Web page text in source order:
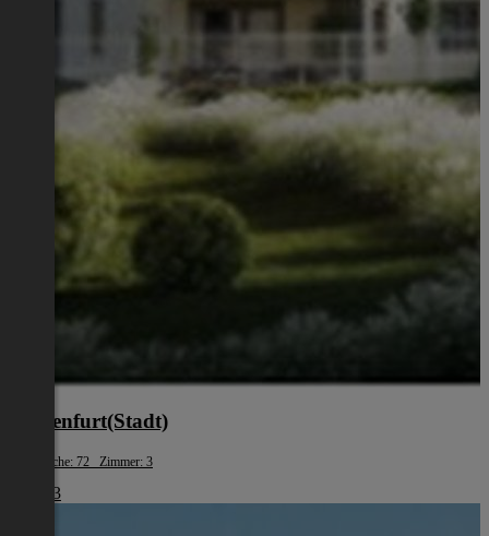
Klagenfurt(Stadt)
Wohnfläche: 72 Zimmer: 3
€ 1.483